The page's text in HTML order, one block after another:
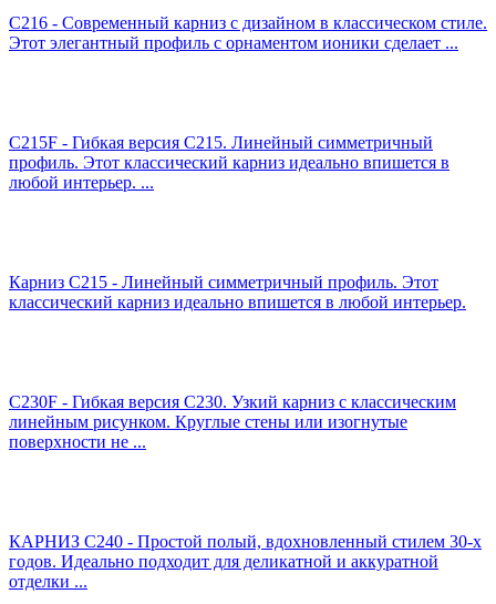
C216 - Современный карниз с дизайном в классическом стиле.
Этот элегантный профиль с орнаментом ионики сделает ...
C215F - Гибкая версия C215. Линейный симметричный
профиль. Этот классический карниз идеально впишется в
любой интерьер. ...
Карниз C215 - Линейный симметричный профиль. Этот
классический карниз идеально впишется в любой интерьер.
C230F - Гибкая версия C230. Узкий карниз с классическим
линейным рисунком. Круглые стены или изогнутые
поверхности не ...
КАРНИЗ C240 - Простой полый, вдохновленный стилем 30-х
годов. Идеально подходит для деликатной и аккуратной
отделки ...